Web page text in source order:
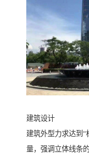
建筑设计
建筑外型力求达到
量，强调立体线条